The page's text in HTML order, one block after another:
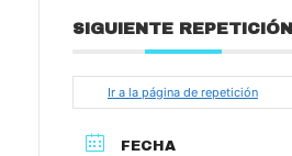
SIGUIENTE REPETICIÓN
Ir a la página de repetición
FECHA